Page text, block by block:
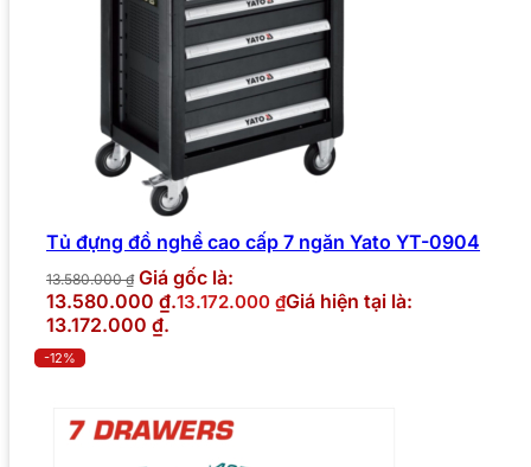
Tủ đựng đồ nghề cao cấp 7 ngăn Yato YT-0904
13.580.000₫ Giá gốc là:
13.580.000 ₫.13.172.000 ₫Giá hiện tại là:
13.172.000 ₫.
-12%